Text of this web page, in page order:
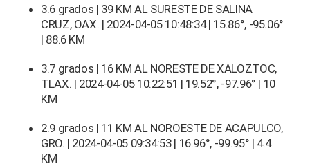
3.6 grados | 39 KM AL SURESTE DE SALINA
CRUZ, OAX. | 2024-04-05 10:48:34 | 15.86°, -95.06°
| 88.6 KM
3.7 grados | 16 KM AL NORESTE DE XALOZTOC,
TLAX. | 2024-04-05 10:22:51 | 19.52°, -97.96° | 10
KM
2.9 grados | 11 KM AL NOROESTE DE ACAPULCO,
GRO. | 2024-04-05 09:34:53 | 16.96°, -99.95° | 4.4
KM